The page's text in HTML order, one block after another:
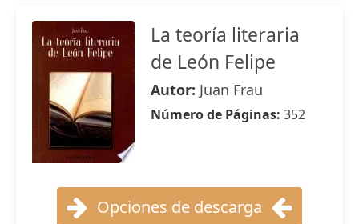
La teoría literaria
de León Felipe
Autor: Juan Frau
Número de Páginas: 352
Opciones de descarga